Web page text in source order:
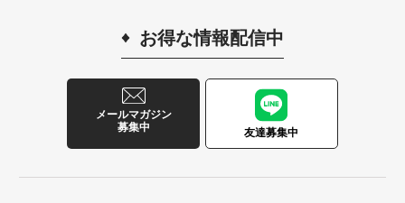
お得な情報配信中
メールマガジン
募集中
友達募集中